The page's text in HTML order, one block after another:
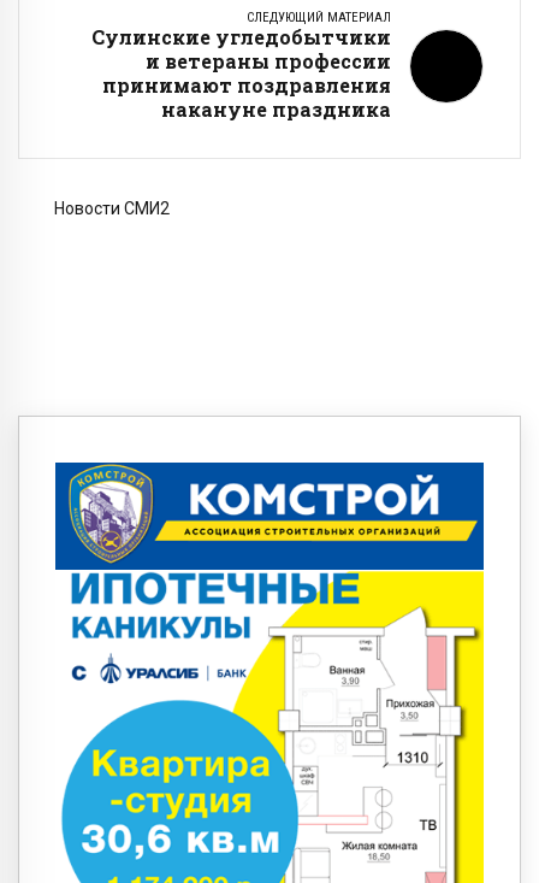
СЛЕДУЮЩИЙ МАТЕРИАЛ
Сулинские угледобытчики
и ветераны профессии
принимают поздравления
накануне праздника
Новости СМИ2